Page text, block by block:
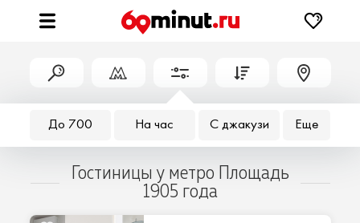
До 700 На час С джакузи Еще
Гостиницы у метро Площадь
1905 года